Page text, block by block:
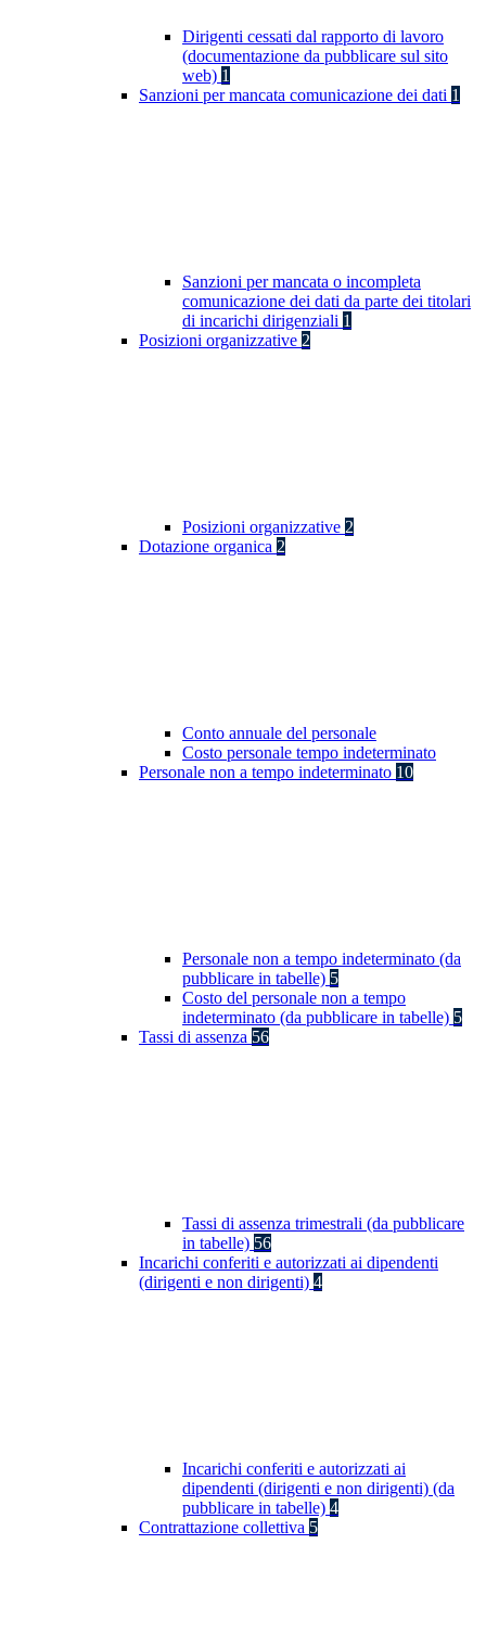
Dirigenti cessati dal rapporto di lavoro
(documentazione da pubblicare sul sito
web) 1
Sanzioni per mancata comunicazione dei dati 1
Sanzioni per mancata o incompleta
comunicazione dei dati da parte dei titolari
di incarichi dirigenziali 1
Posizioni organizzative 2
Posizioni organizzative 2
Dotazione organica 2
Conto annuale del personale
Costo personale tempo indeterminato
Personale non a tempo indeterminato 10
Personale non a tempo indeterminato (da
pubblicare in tabelle) 5
Costo del personale non a tempo
indeterminato (da pubblicare in tabelle) 5
Tassi di assenza 56
Tassi di assenza trimestrali (da pubblicare
in tabelle) 56
Incarichi conferiti e autorizzati ai dipendenti
(dirigenti e non dirigenti) 4
Incarichi conferiti e autorizzati ai
dipendenti (dirigenti e non dirigenti) (da
pubblicare in tabelle) 4
Contrattazione collettiva 5